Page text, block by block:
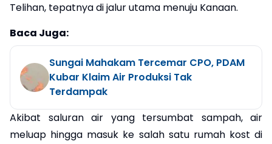
Telihan, tepatnya di jalur utama menuju Kanaan.
Baca Juga:
Sungai Mahakam Tercemar CPO, PDAM
Kubar Klaim Air Produksi Tak
Terdampak
Akibat saluran air yang tersumbat sampah, air
meluap hingga masuk ke salah satu rumah kost di